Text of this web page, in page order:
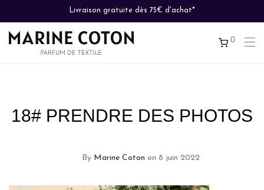
Livraison gratuite dès 75€ d'achat*
0
18# PRENDRE DES PHOTOS
By Marine Coton on 8 juin 2022